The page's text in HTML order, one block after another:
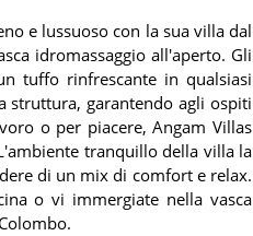
e lussuoso con la sua villa dal
idromassaggio all'aperto. Gli
tuffo rinfrescante in qualsiasi
struttura, garantendo agli ospiti
o per piacere, Angam Villas
tranquillo della villa la
di un mix di comfort e relax.
o vi immergiate nella vasca